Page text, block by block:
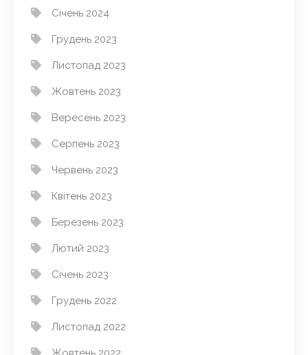
Січень 2024
Грудень 2023
Листопад 2023
Жовтень 2023
Вересень 2023
Серпень 2023
Червень 2023
Квітень 2023
Березень 2023
Лютий 2023
Січень 2023
Грудень 2022
Листопад 2022